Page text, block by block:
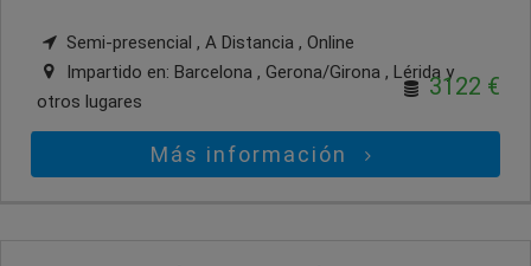
Semi-presencial , A Distancia , Online
Impartido en: Barcelona , Gerona/Girona , Lérida y
otros lugares
3122 €
Más información